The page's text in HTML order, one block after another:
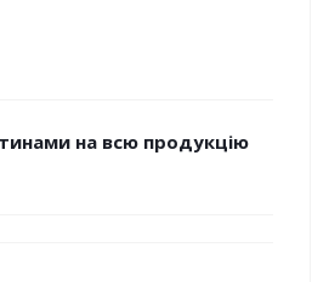
на всю продукцію